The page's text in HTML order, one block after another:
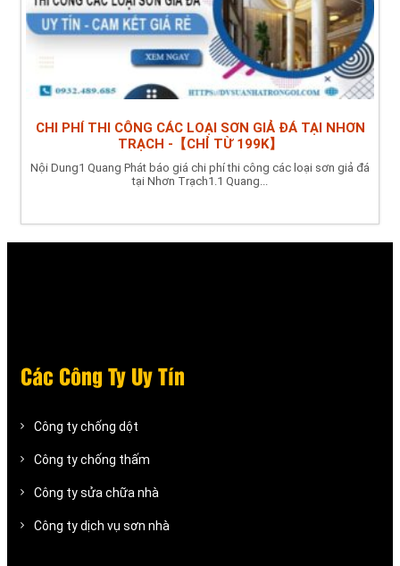
CHI PHÍ THI CÔNG CÁC LOẠI SƠN GIẢ ĐÁ TẠI NHƠN
TRẠCH -【CHỈ TỪ 199K】
Nội Dung1 Quang Phát báo giá chi phí thi công các loại sơn giả đá
tại Nhơn Trạch1.1 Quang...
Các Công Ty Uy Tín
Công ty chống dột
Công ty chống thấm
Công ty sửa chữa nhà
Công ty dịch vụ sơn nhà